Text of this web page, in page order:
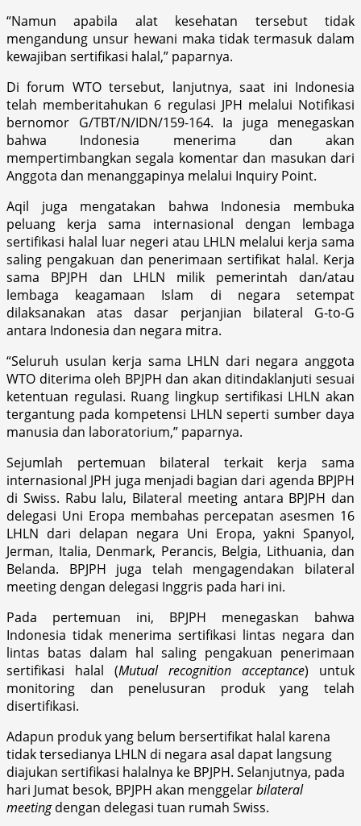
“Namun apabila alat kesehatan tersebut tidak
mengandung unsur hewani maka tidak termasuk dalam
kewajiban sertifikasi halal,” paparnya.
Di forum WTO tersebut, lanjutnya, saat ini Indonesia
telah memberitahukan 6 regulasi JPH melalui Notifikasi
bernomor G/TBT/N/IDN/159-164. Ia juga menegaskan
bahwa Indonesia menerima dan akan
mempertimbangkan segala komentar dan masukan dari
Anggota dan menanggapinya melalui Inquiry Point.
Aqil juga mengatakan bahwa Indonesia membuka
peluang kerja sama internasional dengan lembaga
sertifikasi halal luar negeri atau LHLN melalui kerja sama
saling pengakuan dan penerimaan sertifikat halal. Kerja
sama BPJPH dan LHLN milik pemerintah dan/atau
lembaga keagamaan Islam di negara setempat
dilaksanakan atas dasar perjanjian bilateral G-to-G
antara Indonesia dan negara mitra.
“Seluruh usulan kerja sama LHLN dari negara anggota
WTO diterima oleh BPJPH dan akan ditindaklanjuti sesuai
ketentuan regulasi. Ruang lingkup sertifikasi LHLN akan
tergantung pada kompetensi LHLN seperti sumber daya
manusia dan laboratorium,” paparnya.
Sejumlah pertemuan bilateral terkait kerja sama
internasional JPH juga menjadi bagian dari agenda BPJPH
di Swiss. Rabu lalu, Bilateral meeting antara BPJPH dan
delegasi Uni Eropa membahas percepatan asesmen 16
LHLN dari delapan negara Uni Eropa, yakni Spanyol,
Jerman, Italia, Denmark, Perancis, Belgia, Lithuania, dan
Belanda. BPJPH juga telah mengagendakan bilateral
meeting dengan delegasi Inggris pada hari ini.
Pada pertemuan ini, BPJPH menegaskan bahwa
Indonesia tidak menerima sertifikasi lintas negara dan
lintas batas dalam hal saling pengakuan penerimaan
sertifikasi halal (Mutual recognition acceptance) untuk
monitoring dan penelusuran produk yang telah
disertifikasi.
Adapun produk yang belum bersertifikat halal karena
tidak tersedianya LHLN di negara asal dapat langsung
diajukan sertifikasi halalnya ke BPJPH. Selanjutnya, pada
hari Jumat besok, BPJPH akan menggelarbilateral
meetingdengan delegasi tuan rumah Swiss.